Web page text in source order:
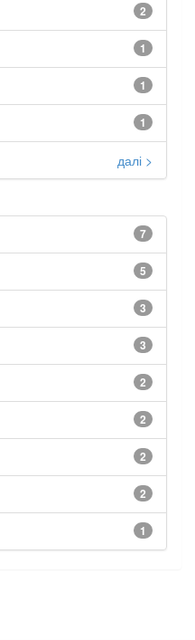
2
1
1
1
далі >
7
5
3
3
2
2
2
2
1